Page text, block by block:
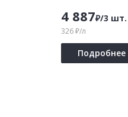
4 887₽/3 шт.
326 ₽/л
Подробнее